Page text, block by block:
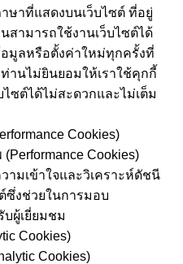
าษาที่แสดงบนเว็บไซต์ ที่อยู่
สามารถใช้งานเว็บไซต์ได้
มูลหรือตั้งค่าใหม่ทุกครั้งที่
านไม่ยินยอมให้เราใช้คุกกี้
ซต์ได้ไม่สะดวกและไม่เต็ม
Cookies)
Cookies)
มเข้าใจและวิเคราะห์ดัชนี
ซึ่งช่วยในการมอบ
ผู้เยี่ยมชม
Cookies)
Cookies)